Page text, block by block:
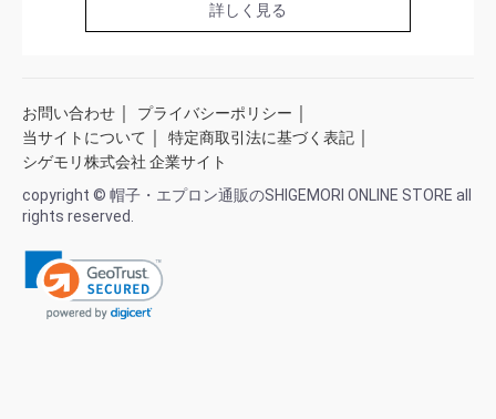
詳しく見る
お問い合わせ ｜ プライバシーポリシー ｜
当サイトについて ｜ 特定商取引法に基づく表記 ｜
シゲモリ株式会社 企業サイト
copyright © 帽子・エプロン通販のSHIGEMORI ONLINE STORE all
rights reserved.